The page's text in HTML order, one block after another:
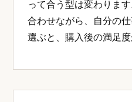
がり、サイズ交換の案
す。